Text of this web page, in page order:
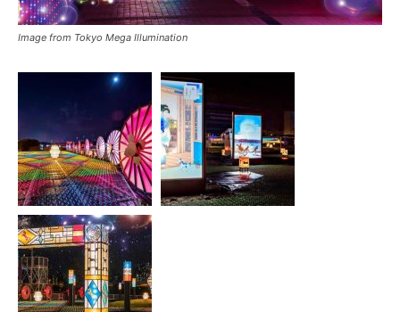
Image from Tokyo Mega Illumination